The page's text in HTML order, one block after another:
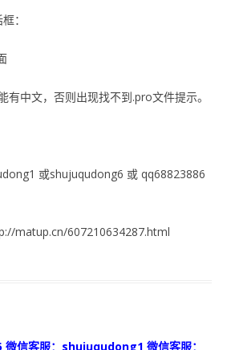
：
有中文，否则出现找不到.pro文件提示。
或shujuqudong6 或 qq68823886
matup.cn/607210634287.html
微信客服：shujuqudong1 微信客服：